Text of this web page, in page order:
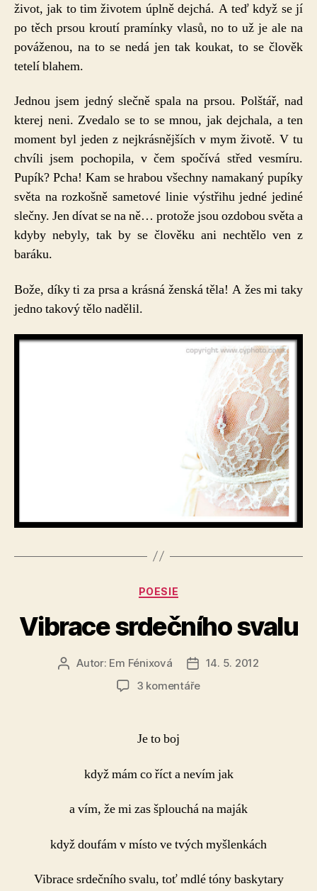
život, jak to tim životem úplně dejchá. A teď když se jí
po těch prsou kroutí pramínky vlasů, no to už je ale na
pováženou, na to se nedá jen tak koukat, to se člověk
tetelí blahem.
Jednou jsem jedný slečně spala na prsou. Polštář, nad
kterej neni. Zvedalo se to se mnou, jak dejchala, a ten
moment byl jeden z nejkrásnějších v mym životě. V tu
chvíli jsem pochopila, v čem spočívá střed vesmíru.
Pupík? Pcha! Kam se hrabou všechny namakaný pupíky
světa na rozkošně sametové linie výstřihu jedné jediné
slečny. Jen dívat se na ně… protože jsou ozdobou světa a
kdyby nebyly, tak by se člověku ani nechtělo ven z
baráku.
Bože, díky ti za prsa a krásná ženská těla! A žes mi taky
jedno takový tělo nadělil.
Rubriky
POESIE
Vibrace srdečního svalu
AutorAutor: Em Fénixová
Datum
příspěvku
14. 5. 2012
3 komentářeu
svalu
Je to boj
když mám co říct a nevím jak
a vím, že mi zas šplouchá na maják
když doufám v místo ve tvých myšlenkách
Vibrace srdečního svalu, toť mdlé tóny baskytary